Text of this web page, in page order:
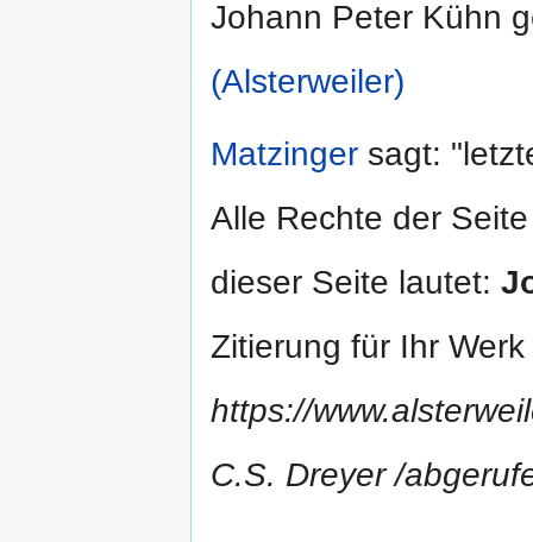
Johann Peter Kühn
(Alsterweiler)
Matzinger sagt:
Alle Rechte der
dieser Seite lautet:
Zitierung für Ihr
https://
C.S. Dreyer /